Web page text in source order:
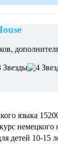
языка
немецкого
детей 10-15